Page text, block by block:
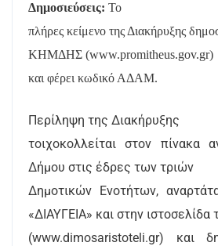
Δημοσιεύσεις: Το
πλήρες κείμενο της Διακήρυξης
ΚΗΜΔΗΣ (www.promitheus.gov.gr)
και φέρει κωδικό ΑΔΑΜ.
Περίληψη της Διακήρυξης
τοιχοκολλείται στον πίνακα
Δήμου στις έδρες των τριών
Δημοτικών Ενοτήτων,
«ΔΙΑΥΓΕΙΑ» και στην ιστοσελίδα
(www.dimosaristoteli.gr) και